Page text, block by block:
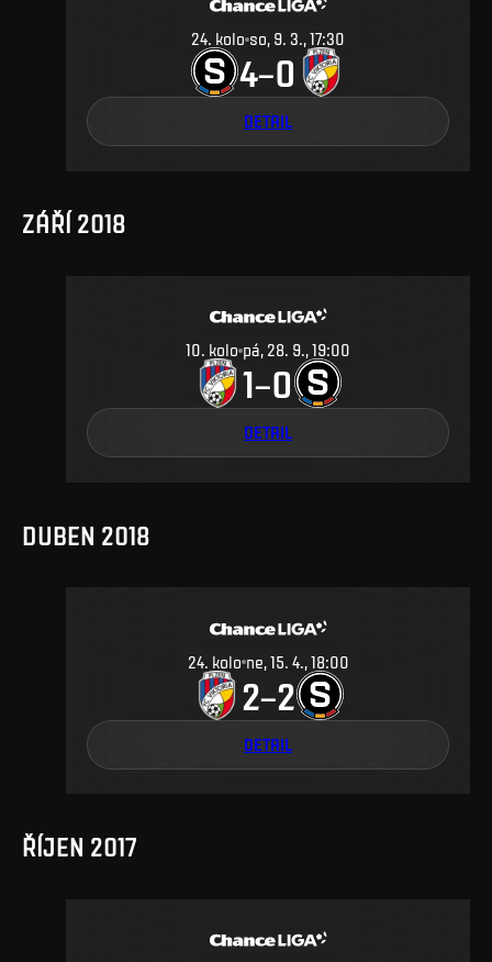
24. kolo so, 9. 3., 17:30
4–0
DETAIL
ZÁŘÍ 2018
10. kolo pá, 28. 9., 19:00
1–0
DETAIL
DUBEN 2018
24. kolo ne, 15. 4., 18:00
2–2
DETAIL
ŘÍJEN 2017